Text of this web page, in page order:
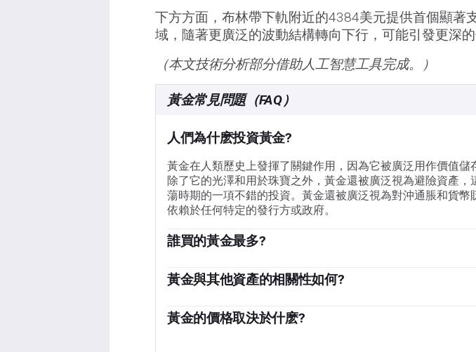
下方方面，布林帶下軌附近的4384美元提供首個顯著
域，隨著更廣泛的波動結構轉向下行，可能引發更深的
（本文技術分析部分借助人工智慧工具完成。）
黃金常見問題（FAQ）
人們為什麽投資黃金?
黃金在人類歷史上發揮了關鍵作用，因為它被廣泛用作價值儲
除了它的光澤和用於珠寶之外，黃金還被廣泛視為避險資產，
蕩時期的一項不錯的投資。黃金還被廣泛視為對沖通脹和貨幣
依賴於任何特定的發行方或政府。
誰買的黃金最多?
備多樣化，並購買黃金，以提高人們對經濟和貨幣實力的看法
1136噸黃金儲備，價值約700億美元。這是有記錄以來最高的
度和土耳其等新興經濟體的央行正在迅速增加黃金儲備。
黃金與其他資產的相關性如何?
時，黃金往往會上漲，使投資者和央行能夠在動蕩時期實現資
黃金的價格取決於什麽?